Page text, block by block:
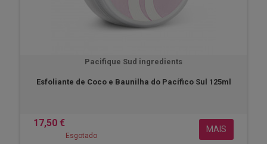
Pacifique Sud ingredients
Esfoliante de Coco e Baunilha do Pacífico Sul 125ml
17,50 €
Esgotado
MAIS